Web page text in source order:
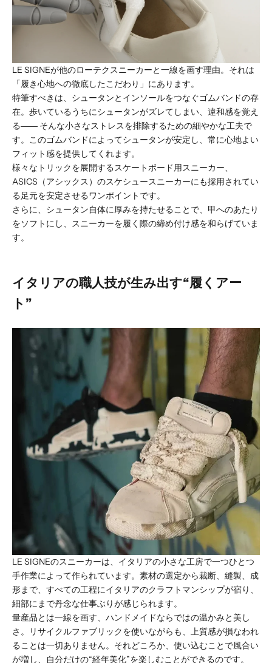
LE SIGNEが他のローテクスニーカーと一線を画す理由。それは
「履き心地への徹底したこだわり」にあります。
特筆すべきは、シュータンとインソールをつなぐゴムバンドの存
在。歩いているうちにシュータンがズレてしまい、違和感を覚え
る―― そんな小さなストレスを排除するための細やかな工夫で
す。このゴムバンドによってシュータンが安定し、常に心地よい
フィット感を提供してくれます。
様々なトリックを展開するスケートボード用スニーカー、
ASICS（アシックス）のスケシュースニーカーにも採用されてい
る足元を安定させるワンポイントです。
さらに、シュータン自体に厚みを持たせることで、甲へのあたり
をソフトにし、スニーカーを履く際の締め付け感を和らげていま
す。
イタリアの職人技が生み出す“履くアー
ト”
LE SIGNEのスニーカーは、イタリアの小さな工房で一つひとつ
手作業によって作られています。素材の選定から裁断、縫製、成
形まで、すべての工程にイタリアのクラフトマンシップが宿り、
細部にまで丹念な仕事ぶりが感じられます。
量産品とは一線を画す、ハンドメイドならではの温かみと美し
さ。リサイクルファブリックを使いながらも、上質感が損なわれ
ることは一切ありません。それどころか、使い込むことで風合い
が増し、自分だけの“経年美化”を楽しむことができるのです。